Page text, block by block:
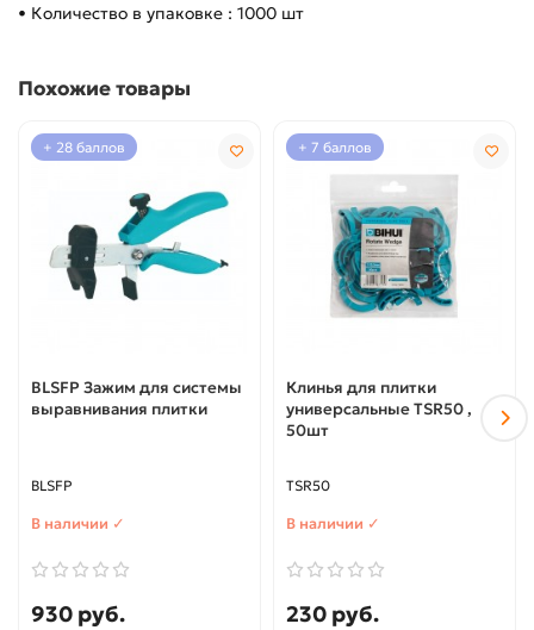
• Количество в упаковке : 1000 шт
Похожие товары
+ 28 баллов
BLSFP Зажим для системы
выравнивания плитки
BLSFP
В наличии ✓
930 руб.
+ 7 баллов
Клинья для плитки
универсальные TSR50 ,
50шт
TSR50
В наличии ✓
230 руб.